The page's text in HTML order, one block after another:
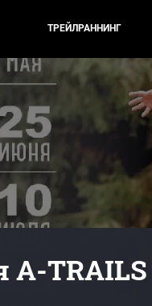
ТРЕЙЛРАННИНГ
A-